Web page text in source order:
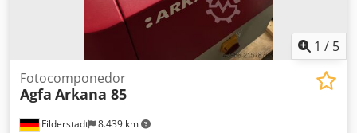
1 / 5
Filderstadt 8.439 km
Fotocomponedor
Agfa Arkana 85